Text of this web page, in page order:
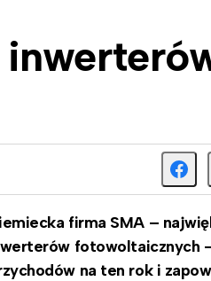
firma SMA –
fotowoltaicznych
na ten rok i